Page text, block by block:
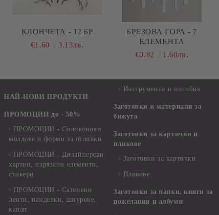
КЛОНЧЕТА - 12 БР
€1.60
3.13лв.
БРЕЗОВА ГОРА - 7
ЕЛЕМЕНТА
€0.82
1.60лв.
НАЙ-НОВИ ПРОДУКТИ
ПРОМОЦИИ до - 50%
ПРОМОЦИИ - Силиконови
молдове и форми за отливки
ПРОМОЦИИ - Дизайнерски
хартии, изрязани елементи,
стикери
ПРОМОЦИИ - Сатенени
ленти, панделки, шнурове,
канап
Инструменти и пособия
Заготовки и материали за
бижута
Заготовки за картички и
пликове
Заготовки за картички
Пликове
Заготовки за папки, книги за
пожелания и албуми